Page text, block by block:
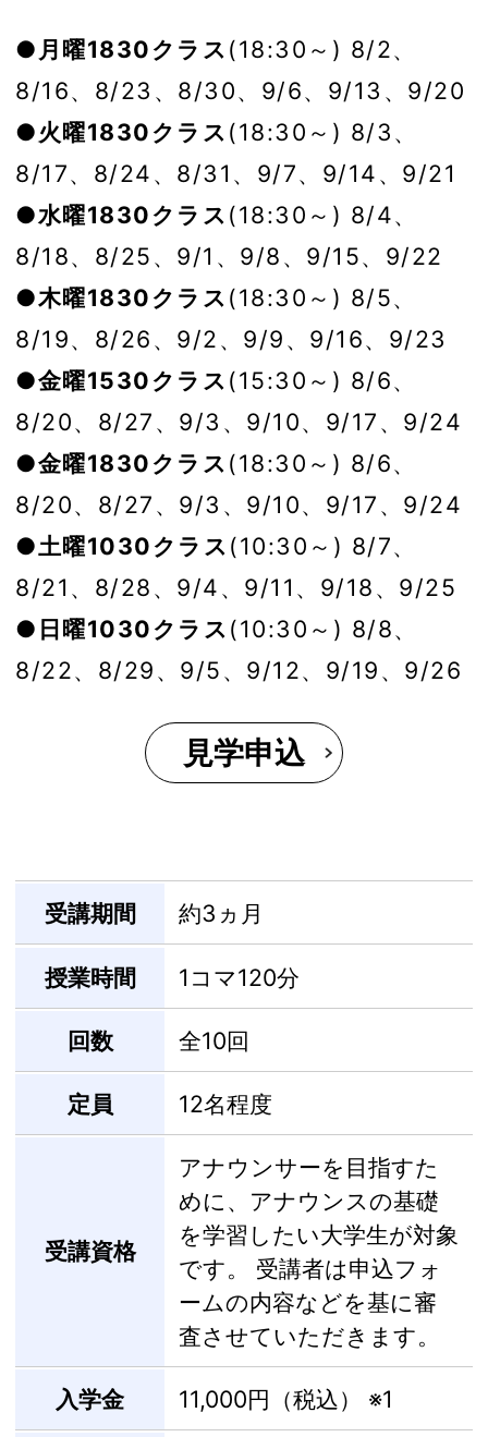
●月曜1830クラス(18:30～) 8/2、
8/16、8/23、8/30、9/6、9/13、9/20
●火曜1830クラス(18:30～) 8/3、
8/17、8/24、8/31、9/7、9/14、9/21
●水曜1830クラス(18:30～) 8/4、
8/18、8/25、9/1、9/8、9/15、9/22
●木曜1830クラス(18:30～) 8/5、
8/19、8/26、9/2、9/9、9/16、9/23
●金曜1530クラス(15:30～) 8/6、
8/20、8/27、9/3、9/10、9/17、9/24
●金曜1830クラス(18:30～) 8/6、
8/20、8/27、9/3、9/10、9/17、9/24
●土曜1030クラス(10:30～) 8/7、
8/21、8/28、9/4、9/11、9/18、9/25
●日曜1030クラス(10:30～) 8/8、
8/22、8/29、9/5、9/12、9/19、9/26
見学申込
受講期間 約3ヵ月
授業時間 1コマ120分
回数 全10回
定員 12名程度
受講資格
アナウンサーを目指すた
めに、アナウンスの基礎
を学習したい大学生が対象
です。 受講者は申込フォ
ームの内容などを基に審
査させていただきます。
入学金 11,000円（税込） ※1